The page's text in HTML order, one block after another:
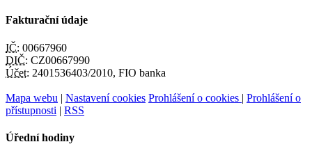
Fakturační údaje
IČ: 00667960
DIČ: CZ00667990
Účet: 2401536403/2010, FIO banka
Mapa webu | Nastavení cookies Prohlášení o cookies | Prohlášení o
přístupnosti | RSS
Úřední hodiny